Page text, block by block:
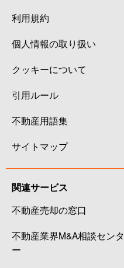
利用規約
個人情報の取り扱い
クッキーについて
引用ルール
不動産用語集
サイトマップ
関連サービス
不動産売却の窓口
不動産業界M&A相談センタ
ー